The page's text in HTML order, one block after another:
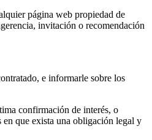
página web propiedad de
invitación o recomendación
e informarle sobre los
confirmación de interés, o
en que exista una obligación legal y